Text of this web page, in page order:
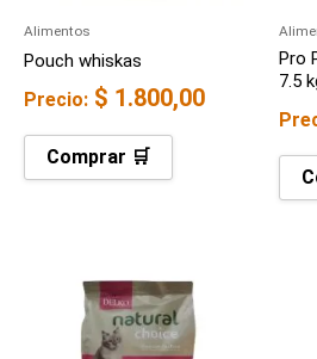
Alimentos
Pouch whiskas
Precio: $ 1.800,00
Comprar 🛒
Pro
7.5